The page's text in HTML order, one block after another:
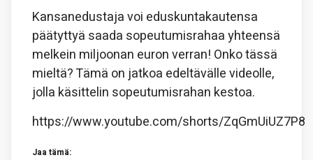
Kansanedustaja voi eduskuntakautensa
päätyttyä saada sopeutumisrahaa yhteensä
melkein miljoonan euron verran! Onko tässä
mieltä? Tämä on jatkoa edeltävälle videolle,
jolla käsittelin sopeutumisrahan kestoa.
https://www.youtube.com/shorts/ZqGmUiUZ7P8
Jaa tämä: